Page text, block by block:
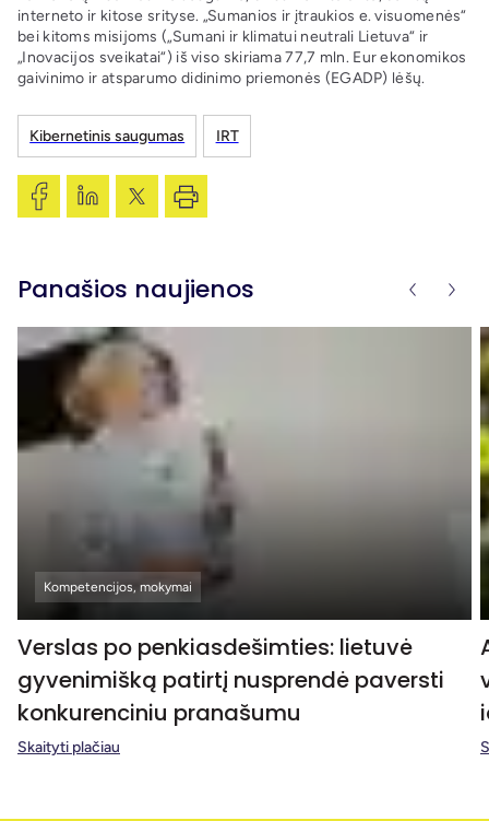
interneto ir kitose srityse. „Sumanios ir įtraukios e. visuomenės“
bei kitoms misijoms („Sumani ir klimatui neutrali Lietuva“ ir
„Inovacijos sveikatai“) iš viso skiriama 77,7 mln. Eur ekonomikos
gaivinimo ir atsparumo didinimo priemonės (EGADP) lėšų.
Kibernetinis saugumas IRT
Panašios naujienos
Kompetencijos, mokymai
Verslas po penkiasdešimties: lietuvė
gyvenimišką patirtį nusprendė paversti
konkurenciniu pranašumu
Skaityti plačiau